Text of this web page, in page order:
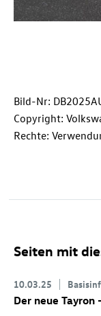
Bild-Nr:
Copyright:
Rechte:
Seiten mit
10.03.25
Der neue Tayron